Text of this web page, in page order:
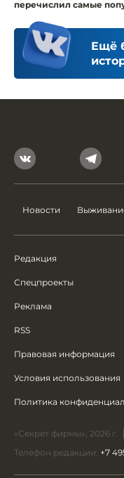
перечислил самые
Ещё
Новости
Редакция
Спецпроекты
Реклама
RSS
Правовая информация
Условия использования
Политика
«Секрет фирмы», 2026 г.
Телефон редакции: +7